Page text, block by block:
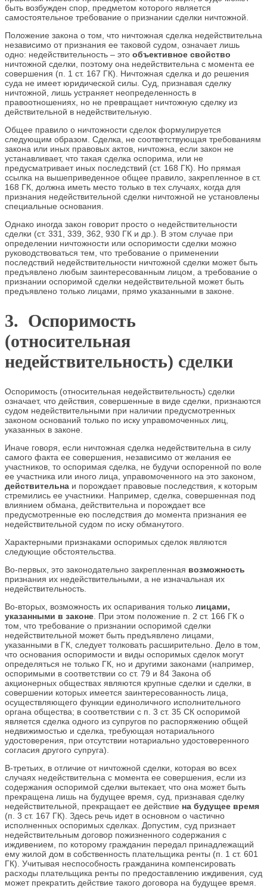
быть возбужден спор, предметом которого является
самостоятельное требование о признании сделки ничтожной.
Положение закона о том, что ничтожная сделка недействительна
независимо от признания ее таковой судом, означает лишь
одно: недействительность – это объективное свойство
ничтожной сделки, поэтому она недействительна с момента ее
совершения (п. 1 ст. 167 ГК). Ничтожная сделка и до решения
суда не имеет юридической силы. Суд, признавая сделку
ничтожной, лишь устраняет неопределенность в
правоотношениях, но не превращает ничтожную сделку из
действительной в недействительную.
Общее правило о ничтожности сделок формулируется
следующим образом. Сделка, не соответствующая требованиям
закона или иных правовых актов, ничтожна, если закон не
устанавливает, что такая сделка оспорима, или не
предусматривает иных последствий (ст. 168 ГК). Но прямая
ссылка на вышеприведенное общее правило, закрепленное в ст.
168 ГК, должна иметь место только в тех случаях, когда для
признания недействительной сделки ничтожной не установлены
специальные основания.
Однако иногда закон говорит просто о недействительности
сделки (ст. 331, 339, 362, 930 ГК и др.). В этом случае при
определении ничтожности или оспоримости сделки можно
руководствоваться тем, что требование о применении
последствий недействительности ничтожной сделки может быть
предъявлено любым заинтересованным лицом, а требование о
признании оспоримой сделки недействительной может быть
предъявлено только лицами, прямо указанными в законе.
3. Оспоримость
(относительная
недействительность) сделки
Оспоримость (относительная недействительность) сделки
означает, что действия, совершенные в виде сделки, признаются
судом недействительными при наличии предусмотренных
законом оснований только по иску управомоченных лиц,
указанных в законе.
Иначе говоря, если ничтожная сделка недействительна в силу
самого факта ее совершения, независимо от желания ее
участников, то оспоримая сделка, не будучи оспоренной по воле
ее участника или иного лица, управомоченного на это законом,
действительна и порождает правовые последствия, к которым
стремились ее участники. Например, сделка, совершенная под
влиянием обмана, действительна и порождает все
предусмотренные ею последствия до момента признания ее
недействительной судом по иску обманутого.
Характерными признаками оспоримых сделок являются
следующие обстоятельства.
Во-первых, это законодательно закрепленная возможность
признания их недействительными, а не изначальная их
недействительность.
Во-вторых, возможность их оспаривания только лицами,
указанными в законе . При этом положение п. 2 ст. 166 ГК о
том, что требование о признании оспоримой сделки
недействительной может быть предъявлено лицами,
указанными в ГК, следует толковать расширительно. Дело в том,
что основания оспоримости и виды оспоримых сделок могут
определяться не только ГК, но и другими законами (например,
оспоримыми в соответствии со ст. 79 и 84 Закона об
акционерных обществах являются крупные сделки и сделки, в
совершении которых имеется заинтересованность лица,
осуществляющего функции единоличного исполнительного
органа общества; в соответствии с п. 3 ст. 35 СК оспоримой
является сделка одного из супругов по распоряжению общей
недвижимостью и сделка, требующая нотариального
удостоверения, при отсутствии нотариально удостоверенного
согласия другого супруга).
В-третьих, в отличие от ничтожной сделки, которая во всех
случаях недействительна с момента ее совершения, если из
содержания оспоримой сделки вытекает, что она может быть
прекращена лишь на будущее время, суд, признавая сделку
недействительной, прекращает ее действие на будущее время
(п. 3 ст. 167 ГК). Здесь речь идет в основном о частично
исполненных оспоримых сделках. Допустим, суд признает
недействительным договор пожизненного содержания с
иждивением, по которому гражданин передал принадлежащий
ему жилой дом в собственность плательщика ренты (п. 1 ст. 601
ГК). Учитывая неспособность гражданина компенсировать
расходы плательщика ренты по предоставлению иждивения, суд
может прекратить действие такого договора на будущее время.